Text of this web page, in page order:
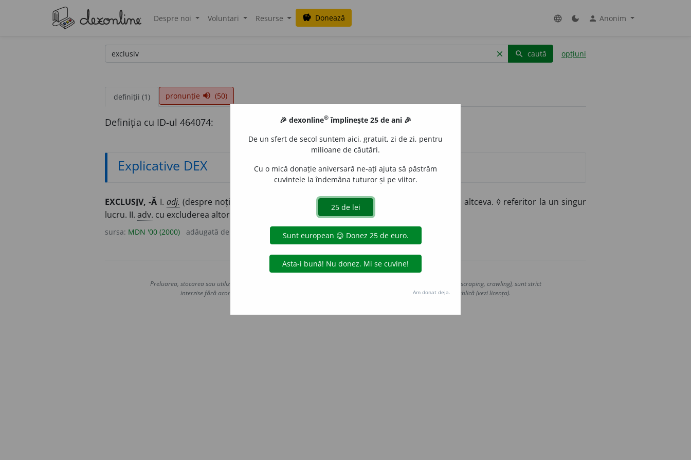
Despre noi Voluntari Resurse savings Donează language dark_mode person Anonim
clear search caută opțiuni
definiții (1) pronunție volume_up (50)
Definiția cu ID-ul 464074:
Explicative DEX
EXCLUSIV, -Ă I. adj. (despre noțiuni abstracte) care se exclud unul pe altul; incompatibil cu altceva. ◊ referitor la un singur
lucru. II. adv. cu excluderea altor posibilități, în afară de. ◊ numai. (<fr.
sursa: MDN '00 (2000) adăugată de acțiuni
Copyright © 2004-2026 dexonline (https://dexonline.ro)
Preluarea, stocarea sau utilizarea datelor de pe acest site, inclusiv prin orice metode de extragere automată (web scraping, crawling), sunt strict
interzise fără acordul nostru prealabil scris, cu excepția seturilor de date oferite oficial spre utilizare publică (vezi licența).
🎉 dexonline® împlinește 25 de ani 🎉
De un sfert de secol suntem aici, gratuit, zi de zi, pentru
milioane de căutări.
Cu o mică donație aniversară ne-ați ajuta să păstrăm
cuvintele la îndemâna tuturor și pe viitor.
Am donat deja.